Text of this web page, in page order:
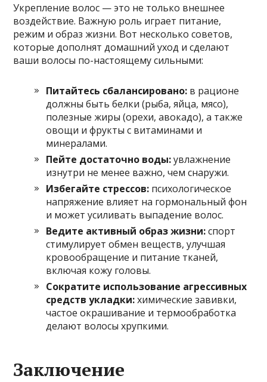
Укрепление волос — это не только внешнее
воздействие. Важную роль играет питание,
режим и образ жизни. Вот несколько советов,
которые дополнят домашний уход и сделают
ваши волосы по-настоящему сильными:
Питайтесь сбалансировано: в рационе
должны быть белки (рыба, яйца, мясо),
полезные жиры (орехи, авокадо), а также
овощи и фрукты с витаминами и
минералами.
Пейте достаточно воды:увлажнение
изнутри не менее важно, чем снаружи.
Избегайте стрессов: психологическое
напряжение влияет на гормональный фон
и может усиливать выпадение волос.
Ведите активный образ жизни:спорт
стимулирует обмен веществ, улучшая
кровообращение и питание тканей,
включая кожу головы.
Сократите использование агрессивных
средств укладки:химические завивки,
частое окрашивание и термообработка
делают волосы хрупкими.
Заключение